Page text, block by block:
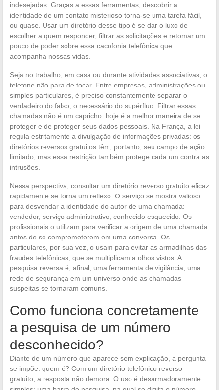
indesejadas. Graças a essas ferramentas, descobrir a
identidade de um contato misterioso torna-se uma tarefa fácil,
ou quase. Usar um diretório desse tipo é se dar o luxo de
escolher a quem responder, filtrar as solicitações e retomar um
pouco de poder sobre essa cacofonia telefônica que
acompanha nossas vidas.
Seja no trabalho, em casa ou durante atividades associativas, o
telefone não para de tocar. Entre empresas, administrações ou
simples particulares, é preciso constantemente separar o
verdadeiro do falso, o necessário do supérfluo. Filtrar essas
chamadas não é um capricho: hoje é a melhor maneira de se
proteger e de proteger seus dados pessoais. Na França, a lei
regula estritamente a divulgação de informações privadas: os
diretórios reversos gratuitos têm, portanto, seu campo de ação
limitado, mas essa restrição também protege cada um contra as
intrusões.
Nessa perspectiva, consultar um diretório reverso gratuito eficaz
rapidamente se torna um reflexo. O serviço se mostra valioso
para desvendar a identidade do autor de uma chamada:
vendedor, serviço administrativo, conhecido esquecido. Os
profissionais o utilizam para verificar a origem de uma chamada
antes de se comprometerem em uma conversa. Os
particulares, por sua vez, o usam para evitar as armadilhas das
fraudes telefônicas, que se multiplicam a olhos vistos. A
pesquisa reversa é, afinal, uma ferramenta de vigilância, uma
rede de segurança em um universo onde as chamadas
suspeitas se tornaram comuns.
Como funciona concretamente
a pesquisa de um número
desconhecido?
Diante de um número que aparece sem explicação, a pergunta
se impõe: quem é? Com um diretório telefônico reverso
gratuito, a resposta não demora. O uso é desarmadoramente